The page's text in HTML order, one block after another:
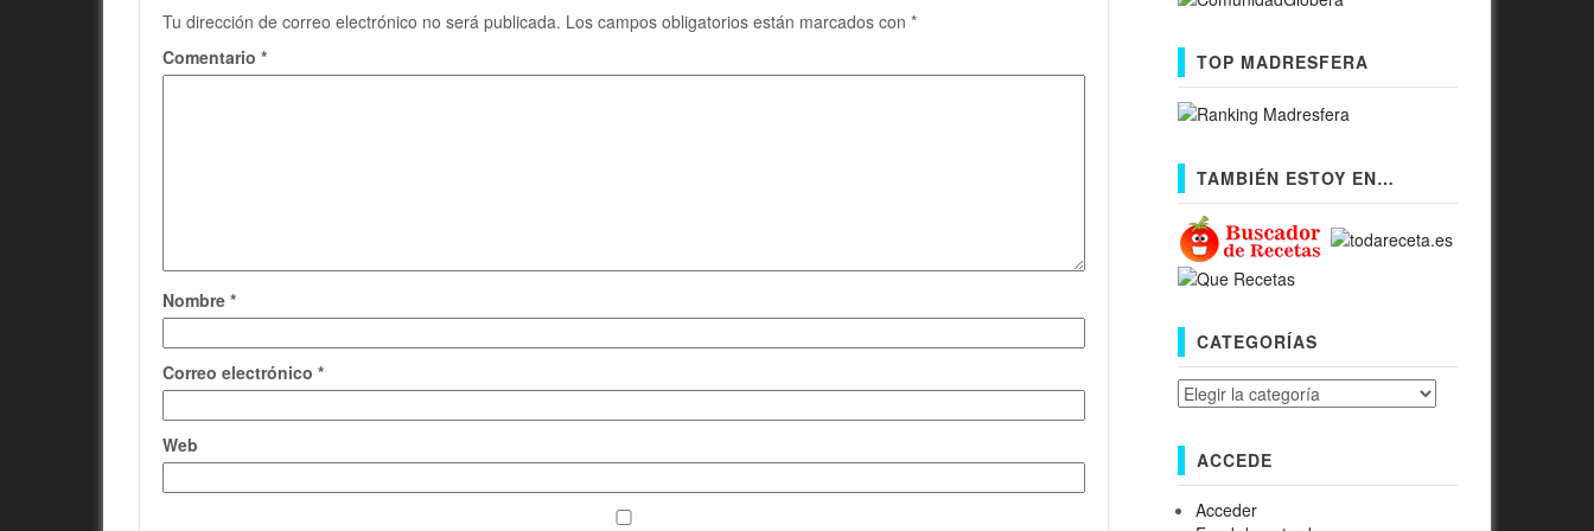
Tu dirección de correo electrónico no será publicada. Los campos obligatorios están marcados con *
Comentario *
Nombre *
Correo electrónico *
Web
TOP MADRESFERA
TAMBIÉN ESTOY EN…
CATEGORÍAS
Categorías
ACCEDE
Acceder